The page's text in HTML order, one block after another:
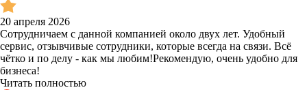
20 апреля 2026
Сотрудничаем с данной компанией около двух лет. Удобный
сервис, отзывчивые сотрудники, которые всегда на связи. Всё
чётко и по делу - как мы любим!Рекомендую, очень удобно для
бизнеса!
Читать полностью